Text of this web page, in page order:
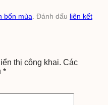
bốn mùa . Đánh dấu liên kết
thị công khai. Các
*